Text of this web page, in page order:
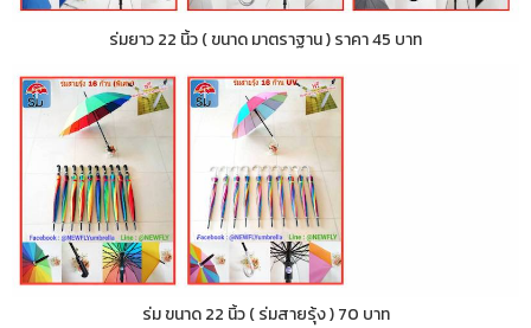
ร่มยาว 22 นิ้ว ( ขนาด มาตราฐาน ) ราคา 45 บาท
ร่ม ขนาด 22 นิ้ว ( ร่มสายรุ้ง ) 70 บาท